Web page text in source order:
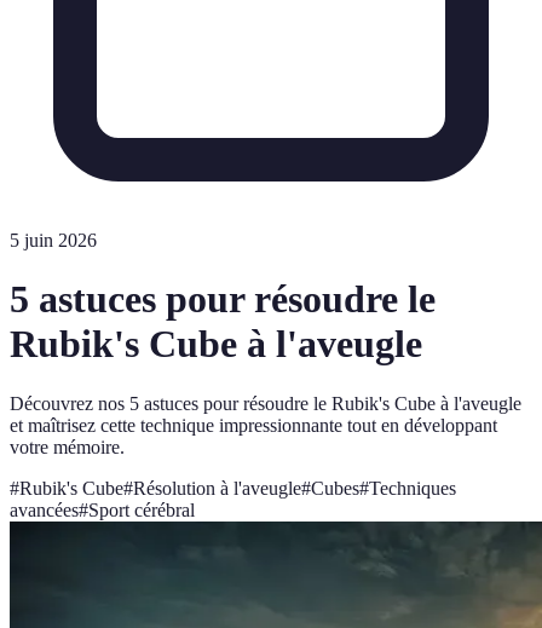
5 juin 2026
5 astuces pour résoudre le
Rubik's Cube à l'aveugle
Découvrez nos 5 astuces pour résoudre le Rubik's Cube à l'aveugle
et maîtrisez cette technique impressionnante tout en développant
votre mémoire.
#Rubik's Cube#Résolution à l'aveugle#Cubes#Techniques
avancées#Sport cérébral